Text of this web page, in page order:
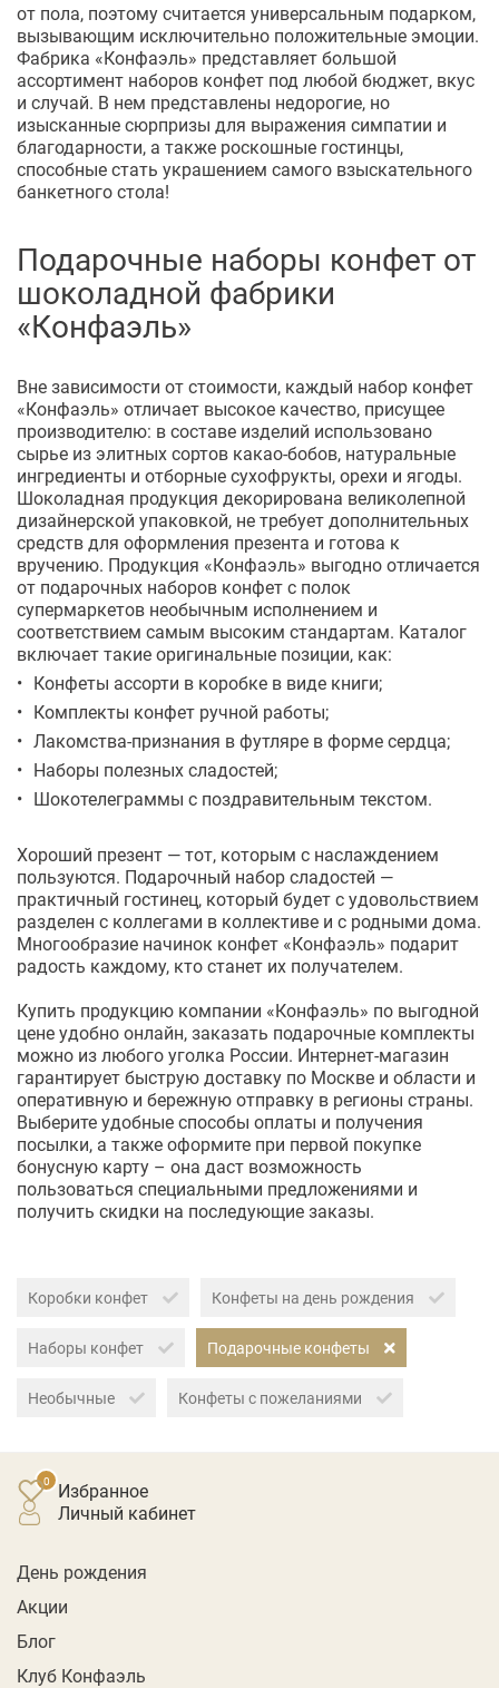
от пола, поэтому считается универсальным подарком,
вызывающим исключительно положительные эмоции.
Фабрика «Конфаэль» представляет большой
ассортимент наборов конфет под любой бюджет, вкус
и случай. В нем представлены недорогие, но
изысканные сюрпризы для выражения симпатии и
благодарности, а также роскошные гостинцы,
способные стать украшением самого взыскательного
банкетного стола!
Подарочные наборы конфет от
шоколадной фабрики
«Конфаэль»
Вне зависимости от стоимости, каждый набор конфет
«Конфаэль» отличает высокое качество, присущее
производителю: в составе изделий использовано
сырье из элитных сортов какао-бобов, натуральные
ингредиенты и отборные сухофрукты, орехи и ягоды.
Шоколадная продукция декорирована великолепной
дизайнерской упаковкой, не требует дополнительных
средств для оформления презента и готова к
вручению. Продукция «Конфаэль» выгодно отличается
от подарочных наборов конфет с полок
супермаркетов необычным исполнением и
соответствием самым высоким стандартам. Каталог
включает такие оригинальные позиции, как:
Конфеты ассорти в коробке в виде книги;
Комплекты конфет ручной работы;
Лакомства-признания в футляре в форме сердца;
Наборы полезных сладостей;
Шокотелеграммы с поздравительным текстом.
Хороший презент — тот, которым с наслаждением
пользуются. Подарочный набор сладостей —
практичный гостинец, который будет с удовольствием
разделен с коллегами в коллективе и с родными дома.
Многообразие начинок конфет «Конфаэль» подарит
радость каждому, кто станет их получателем.
Купить продукцию компании «Конфаэль» по выгодной
цене удобно онлайн, заказать подарочные комплекты
можно из любого уголка России. Интернет-магазин
гарантирует быструю доставку по Москве и области и
оперативную и бережную отправку в регионы страны.
Выберите удобные способы оплаты и получения
посылки, а также оформите при первой покупке
бонусную карту – она даст возможность
пользоваться специальными предложениями и
получить скидки на последующие заказы.
Коробки конфет Конфеты на день рождения
Наборы конфет Подарочные конфеты
Необычные Конфеты с пожеланиями
Избранное
личный кабинет
День рождения
Акции
Блог
Клуб Конфаэль